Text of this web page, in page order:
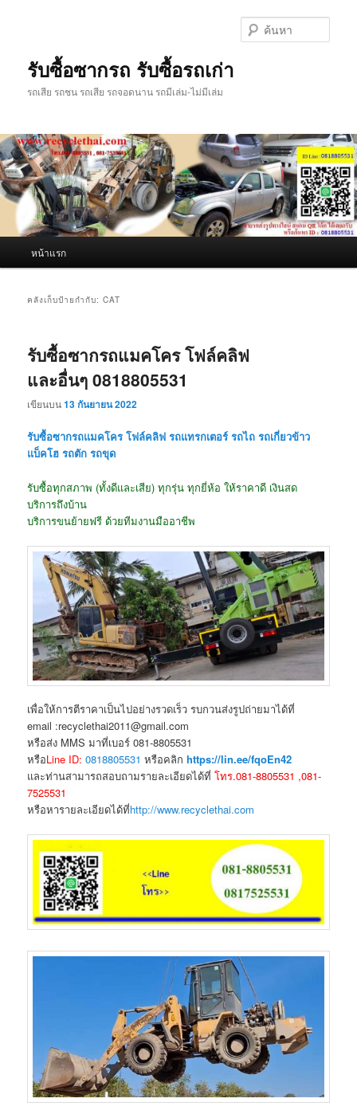
รับซื้อซากรถ รับซื้อรถเก่า
รถเสีย รถชน รถเสีย รถจอดนาน รถมีเล่ม-ไม่มีเล่ม
หน้าแรก
คลังเก็บป้ายกำกับ:CAT
รับซื้อซากรถแมคโคร โฟล์คลิฟ
และอื่นๆ 0818805531
เขียนบน13 กันยายน 2022
รับซื้อซากรถแมคโคร โฟล์คลิฟ รถแทรกเตอร์ รถไถ รถเกี่ยวข้าว
แบ็คโฮ รถตัก รถขุด
รับซื้อทุกสภาพ (ทั้งดีและเสีย) ทุกรุ่น ทุกยี่ห้อ ให้ราคาดี เงินสด
บริการถึงบ้าน
บริการขนย้ายฟรี ด้วยทีมงานมืออาชีพ
เพื่อให้การตีราคาเป็นไปอย่างรวดเร็ว รบกวนส่งรูปถ่ายมาได้ที่
email :recyclethai2011@gmail.com
หรือส่ง MMS มาที่เบอร์ 081-8805531
หรือLine ID:0818805531 หรือคลิกhttps://lin.ee/fqoEn42
และท่านสามารถสอบถามรายละเอียดได้ที่โทร.081-8805531 ,081-
7525531
หรือหารายละเอียดได้ที่http://www.recyclethai.com